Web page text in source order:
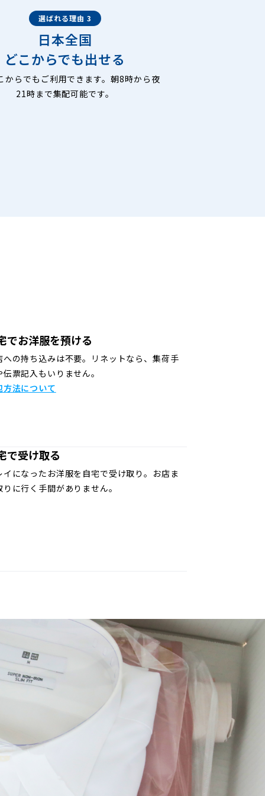
選ばれる理由 3
日本全国
どこからでも出せる
からでもご利用できます。朝8時から夜
21時まで集配可能です。
でお洋服を預ける
への持ち込みは不要。リネットなら、集荷手
伝票記入もいりません。
方法について
で受け取る
イになったお洋服を自宅で受け取り。お店ま
りに行く手間がありません。